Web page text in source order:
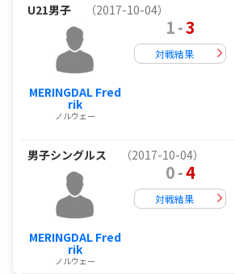
U21男子 （2017-10-04）
MERINGDAL Fred
rik
ノルウェー
1-3
対戦結果
男子シングルス （2017-10-04）
MERINGDAL Fred
rik
ノルウェー
0-4
対戦結果